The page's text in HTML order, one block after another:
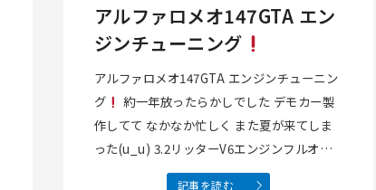
アルファロメオ147GTA エン
ジンチューニング
アルファロメオ147GTA エンジンチューニン
グ
約一年放ったらかしでした デモカー製
作してて なかなか忙しく また夏が来てしま
った(u_u) 3.2リッターV6エンジンフルオー
バーホール ヘッド コンロッド ピストン加工
記事を読む